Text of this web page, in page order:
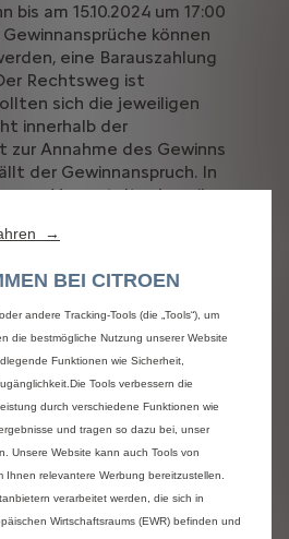
bis am 15.10.2024 um 17:00
können
eine Barauszahlung
Rechtsweg ist
sich die jeweiligen
innerhalb der
Annahme des Gewinns
der Gewinnanspruch. In
vom Veranstalter jeweils
kommen die oben
innerhalb von 24 Stunden
werden muss.
am Gewinnspiel
Mitarbeiter:innen und
Austria GmbH. Jede:r
die Richtigkeit ihrer/seiner
selbst verantwortlich. Die
und vor allem über
→
BEI CITROEN
andere Tracking-Tools (die „Tools“), um
die bestmögliche Nutzung unserer Website
Funktionen wie Sicherheit,
Tools verbessern die
durch verschiedene Funktionen wie
und tragen so dazu bei, unser
Unsere Website kann auch Tools von
Ihnen relevantere Werbung bereitzustellen.
verarbeitet werden, die sich in
Wirtschaftsraums (EWR) befinden und